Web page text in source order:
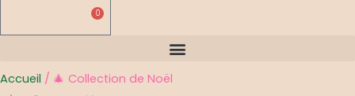
0
Panier
Accueil / 🎄 Collection de Noël